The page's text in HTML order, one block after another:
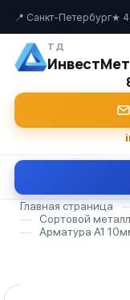
📍 Санкт-Петербург★
ТД
ИнвестМет
Главная страница
—
Сортовой
—
Арматура А1